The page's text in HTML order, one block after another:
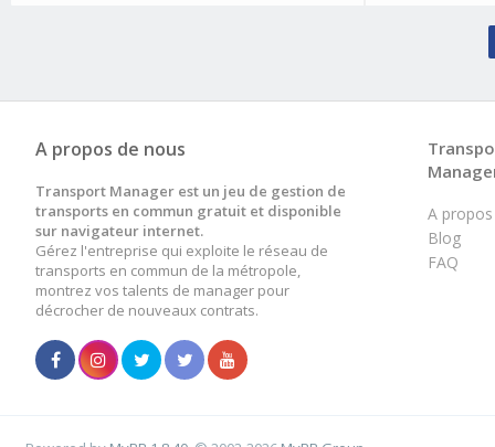
A propos de nous
Transport Manager est un jeu de gestion de
transports en commun gratuit et disponible
sur navigateur internet.
Gérez l'entreprise qui exploite le réseau de
transports en commun de la métropole,
montrez vos talents de manager pour
décrocher de nouveaux contrats.
A propos
Blog
FAQ